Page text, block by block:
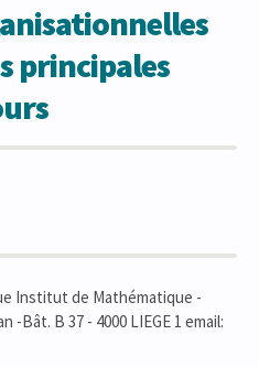
principales
Institut de Mathématique -
-Bât. B 37 - 4000 LIEGE 1 email: